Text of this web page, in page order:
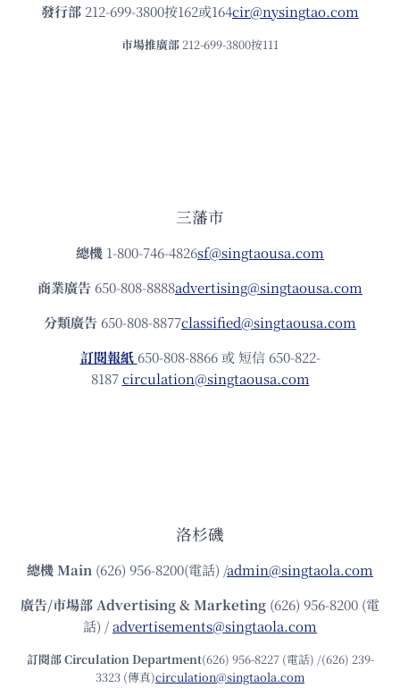
發⾏部 212-699-3800按162或164cir@nysingtao.com
市場推廣部 212-699-3800按111
三藩市
總機 1-800-746-4826sf@singtaousa.com
商業廣告 650-808-8888advertising@singtaousa.com
分類廣告 650-808-8877classified@singtaousa.com
訂閱報紙 650-808-8866 或 短信 650-822-
8187circulation@singtaousa.com
洛杉磯
總機Main (626) 956-8200(電話) /admin@singtaola.com
廣告/市場部Advertising & Marketing (626) 956-8200 (電
話) /advertisements@singtaola.com
訂閱部 Circulation Department(626) 956-8227 (電話) /(626) 239-
3323 (傳真)circulation@singtaola.com